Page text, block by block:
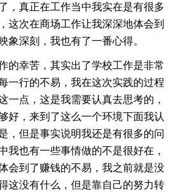
，真正在工作当中我实在是有很多
这次在商场工作让我深深地体会到
象深刻，我也有了一番心得。
的幸苦，其实出了学校工作是非常
一行的不易，我在这次实践的过程
一点，这是我需要认真去思考的，
好，来到了这么一个环境下面我认
，但是事实说明我还是有很多的问
我也有一些事情做的不是很好在，
会到了赚钱的不易，我之前就是没
这没有什么，但是靠自己的努力转